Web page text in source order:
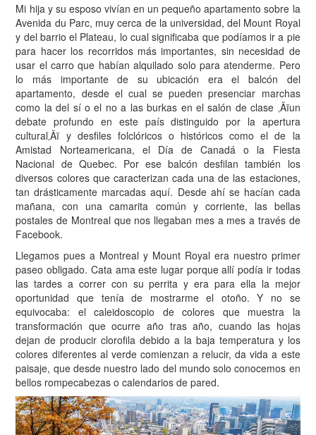
Mi hija y su esposo vivían en un pequeño apartamento sobre la
Avenida du Parc, muy cerca de la universidad, del Mount Royal
y del barrio el Plateau, lo cual significaba que podíamos ir a pie
para hacer los recorridos más importantes, sin necesidad de
usar el carro que habían alquilado solo para atenderme. Pero
lo más importante de su ubicación era el balcón del
apartamento, desde el cual se pueden presenciar marchas
como la del sí o el no a las burkas en el salón de clase ‚Äïun
debate profundo en este país distinguido por la apertura
cultural‚Äï y desfiles folclóricos o históricos como el de la
Amistad Norteamericana, el Día de Canadá o la Fiesta
Nacional de Quebec. Por ese balcón desfilan también los
diversos colores que caracterizan cada una de las estaciones,
tan drásticamente marcadas aquí. Desde ahí se hacían cada
mañana, con una camarita común y corriente, las bellas
postales de Montreal que nos llegaban mes a mes a través de
Facebook.
Llegamos pues a Montreal y Mount Royal era nuestro primer
paseo obligado. Cata ama este lugar porque allí podía ir todas
las tardes a correr con su perrita y era para ella la mejor
oportunidad que tenía de mostrarme el otoño. Y no se
equivocaba: el caleidoscopio de colores que muestra la
transformación que ocurre año tras año, cuando las hojas
dejan de producir clorofila debido a la baja temperatura y los
colores diferentes al verde comienzan a relucir, da vida a este
paisaje, que desde nuestro lado del mundo solo conocemos en
bellos rompecabezas o calendarios de pared.